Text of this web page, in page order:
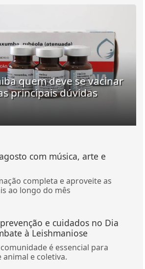
quem deve se vacinar
principais dúvidas
com música, arte e
completa e aproveite as
ao longo do mês
e cuidados no Dia
à Leishmaniose
é essencial para
e coletiva.